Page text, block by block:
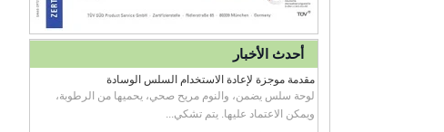
أحدث الأخبار
مقدمة موجزة لإعادة الاستخدام السلس الوسادة
لوحة سلس يضمن، والنوم مريح صحي، يحميها من الرطوبة،
ويمكن الاعتماد عليها. يتم تشكي...